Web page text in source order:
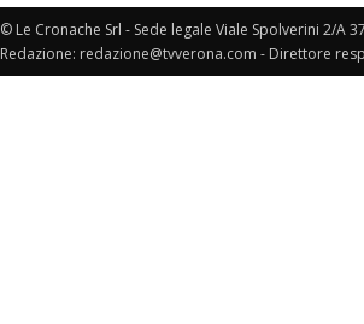
© Le Cronache Srl - Sede legale Viale Spolverini 2/A
Redazione: redazione@tvverona.com - Direttore